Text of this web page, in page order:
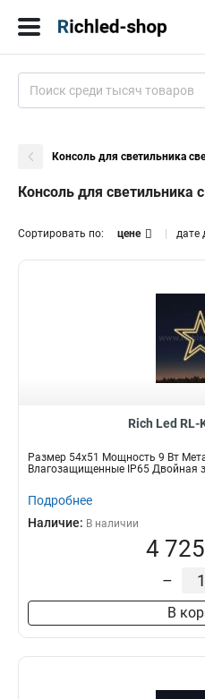
Консоль для светильника
Консоль для светильника
Сортировать по: цене дате
Rich Led RL-
Размер 54х51 Мощность 9 Вт
Влагозащищенные IP65 Двойная
Подробнее
Наличие: В наличии
4
–
В